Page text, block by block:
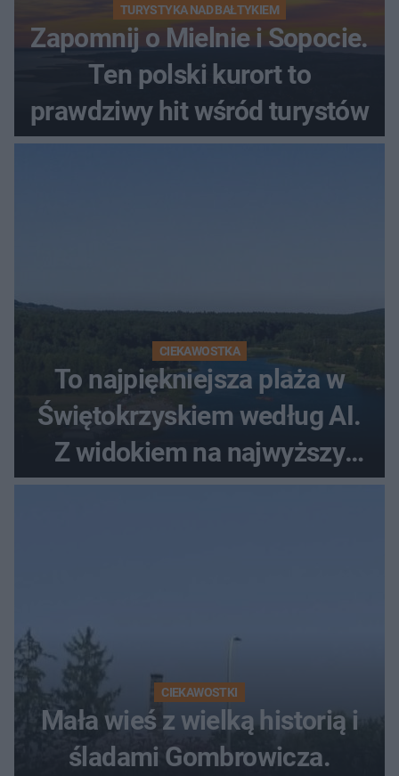
TURYSTYKA NAD BAŁTYKIEM
Zapomnij o Mielnie i Sopocie.
Ten polski kurort to
prawdziwy hit wśród turystów
CIEKAWOSTKA
To najpiękniejsza plaża w
Świętokrzyskiem według AI.
Z widokiem na najwyższy
szczyt Gór Świętokrzyskich
CIEKAWOSTKI
Mała wieś z wielką historią i
śladami Gombrowicza.